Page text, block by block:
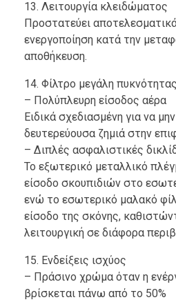
13. Λειτουργία κλειδώματος
Προστατεύει
ενεργοποίηση κατά την
αποθήκευση.
14. Φίλτρο μεγάλη πυκνότητας
– Πολύπλευρη είσοδος αέρα
Ειδικά σχεδιασμένη για να
δευτερεύουσα ζημιά στην
– Διπλές ασφαλιστικές
Το εξωτερικό μεταλλικό
είσοδο σκουπιδιών στο
ενώ το εσωτερικό μαλακό
είσοδο της σκόνης,
λειτουργική σε διάφορα
15. Ενδείξεις ισχύος
– Πράσινο χρώμα όταν η
βρίσκεται πάνω από το 50%